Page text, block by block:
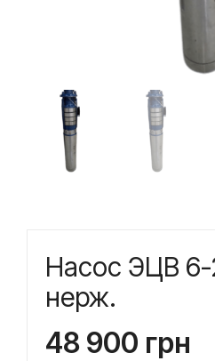
Насос ЭЦВ 6-
нерж.
48 900 грн